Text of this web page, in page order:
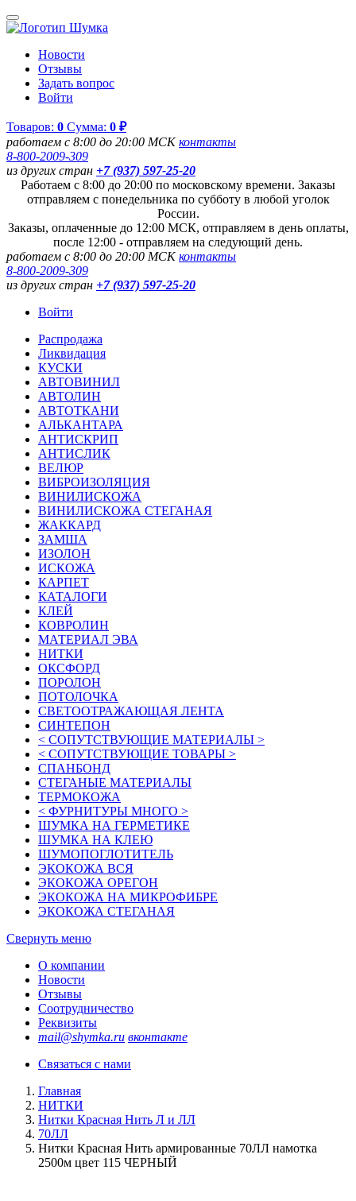
Новости
Отзывы
Задать вопрос
Войти
Товаров: 0 Сумма: 0 ₽
работаем с 8:00 до 20:00 МСКконтакты
8-800-2009-309
из других стран +7 (937) 597-25-20
Работаем с 8:00 до 20:00 по московскому времени. Заказы
отправляем с понедельника по субботу в любой уголок
России.
Заказы, оплаченные до 12:00 МСК, отправляем в день оплаты,
после 12:00 - отправляем на следующий день.
работаем с 8:00 до 20:00 МСКконтакты
8-800-2009-309
из других стран +7 (937) 597-25-20
Войти
Распродажа
Ликвидация
КУСКИ
АВТОВИНИЛ
АВТОЛИН
АВТОТКАНИ
АЛЬКАНТАРА
АНТИСКРИП
АНТИСЛИК
ВЕЛЮР
ВИБРОИЗОЛЯЦИЯ
ВИНИЛИСКОЖА
ВИНИЛИСКОЖА СТЕГАНАЯ
ЖАККАРД
ЗАМША
ИЗОЛОН
ИСКОЖА
КАРПЕТ
КАТАЛОГИ
КЛЕЙ
КОВРОЛИН
МАТЕРИАЛ ЭВА
НИТКИ
ОКСФОРД
ПОРОЛОН
ПОТОЛОЧКА
СВЕТООТРАЖАЮЩАЯ ЛЕНТА
СИНТЕПОН
< СОПУТСТВУЮЩИЕ МАТЕРИАЛЫ >
< СОПУТСТВУЮЩИЕ ТОВАРЫ >
СПАНБОНД
СТЕГАНЫЕ МАТЕРИАЛЫ
ТЕРМОКОЖА
< ФУРНИТУРЫ МНОГО >
ШУМКА НА ГЕРМЕТИКЕ
ШУМКА НА КЛЕЮ
ШУМОПОГЛОТИТЕЛЬ
ЭКОКОЖА ВСЯ
ЭКОКОЖА ОРЕГОН
ЭКОКОЖА НА МИКРОФИБРЕ
ЭКОКОЖА СТЕГАНАЯ
Свернуть меню
О компании
Новости
Отзывы
Соотрудничество
Реквизиты
mail@shymka.ru вконтакте
Связаться с нами
Главная
НИТКИ
Нитки Красная Нить Л и ЛЛ
70ЛЛ
Нитки Красная Нить армированные 70ЛЛ намотка
2500м цвет 115 ЧЕРНЫЙ